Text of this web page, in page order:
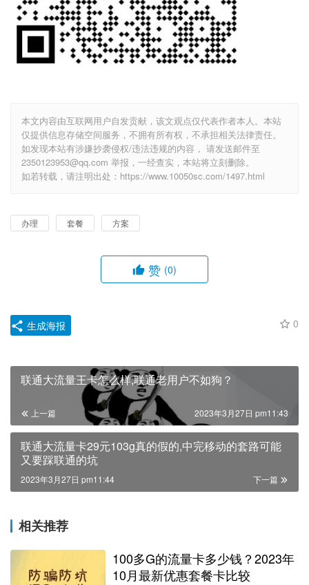
本文内容由互联网用户自发贡献，该文观点仅代表作者本人。本站
仅提供信息存储空间服务，不拥有所有权，不承担相关法律责任。
如发现本站有涉嫌抄袭侵权/违法违规的内容， 请发送邮件至
2350123953@qq.com 举报，一经查实，本站将立刻删除。
如若转载，请注明出处：https://www.10050sc.com/1497.html
办理 套餐 方案
赞 (0)
0
生成海报
联通大流量王卡怎么样,联通老用户不如狗？
上一篇 2023年3月27日 pm11:43
联通大流量卡29元103g真的假的,中完移动的套路可能
又要踩联通的坑
下一篇
2023年3月27日 pm11:44
相关推荐
100多G的流量卡多少钱？2023年
10月最新优惠套餐卡比较